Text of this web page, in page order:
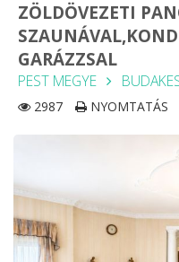
ZÖLDÖVEZETI
GARÁZZSAL
PEST MEGYE
2987 NYOMTATÁS